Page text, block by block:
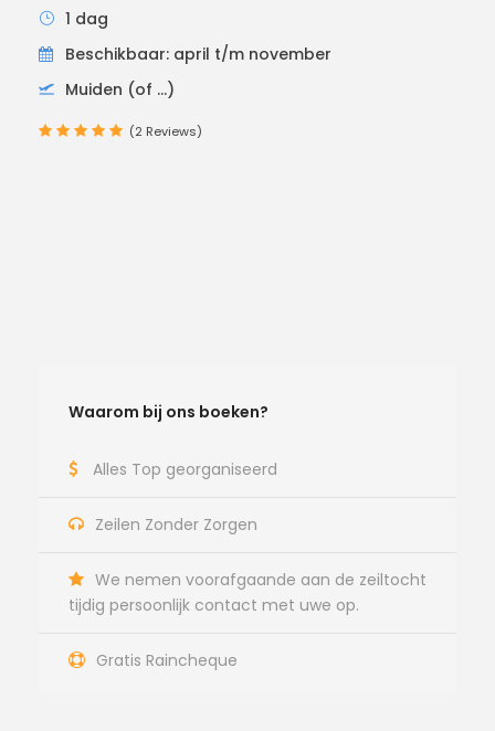
1 dag
Beschikbaar: april t/m november
Muiden (of ...)
(2 Reviews)
Waarom bij ons boeken?
Alles Top georganiseerd
Zeilen Zonder Zorgen
We nemen voorafgaande aan de zeiltocht
tijdig persoonlijk contact met uwe op.
Gratis Raincheque